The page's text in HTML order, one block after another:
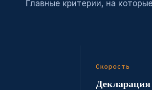
Главные критерии, на
Скорость
Декларация